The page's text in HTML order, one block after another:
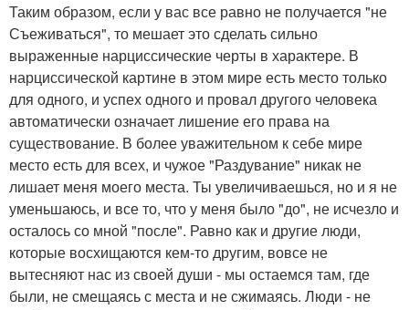
Таким образом, если у вас все равно не получается "не
Съеживаться", то мешает это сделать сильно
выраженные нарциссические черты в характере. В
нарциссической картине в этом мире есть место только
для одного, и успех одного и провал другого человека
автоматически означает лишение его права на
существование. В более уважительном к себе мире
место есть для всех, и чужое "Раздувание" никак не
лишает меня моего места. Ты увеличиваешься, но и я не
уменьшаюсь, и все то, что у меня было "до", не исчезло и
осталось со мной "после". Равно как и другие люди,
которые восхищаются кем-то другим, вовсе не
вытесняют нас из своей души - мы остаемся там, где
были, не смещаясь с места и не сжимаясь. Люди - не